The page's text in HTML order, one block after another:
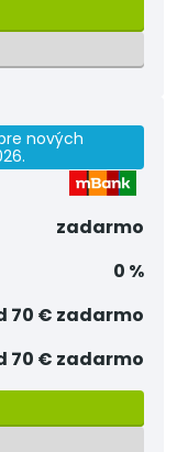
nových
zadarmo
0 %
70 € zadarmo
70 € zadarmo